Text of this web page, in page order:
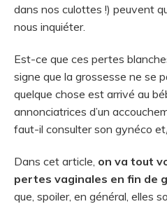
dans nos culottes !) peuvent
nous inquiéter.
Est-ce que ces pertes
signe que la grossesse ne se
quelque chose est arrivé au
annonciatrices d’un
faut-il consulter son gynéco
Dans cet article, on va tout
pertes vaginales en fin de
que, spoiler, en général, elles